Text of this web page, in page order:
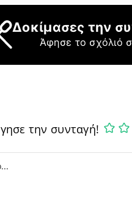
Δοκίμασες την
Άφησε το σχόλιό
την συνταγή!